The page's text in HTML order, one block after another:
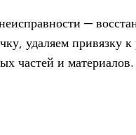
—
уда­ляем при­вязку
частей и